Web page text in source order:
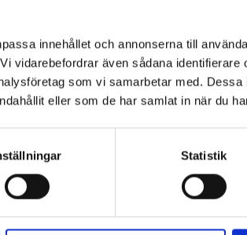
innehållet och annonserna till
vidarebefordrar även sådana identifierare
som vi samarbetar med.
eller som de har samlat in när du
Statistik